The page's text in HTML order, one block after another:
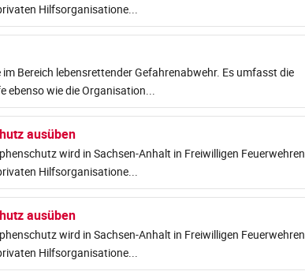
Hilfsorganisatione...
Bereich lebensrettender Gefahrenabwehr. Es umfasst die
wie die Organisation...
ausüben
wird in Sachsen-Anhalt in Freiwilligen Feuerwehren
Hilfsorganisatione...
ausüben
wird in Sachsen-Anhalt in Freiwilligen Feuerwehren
Hilfsorganisatione...